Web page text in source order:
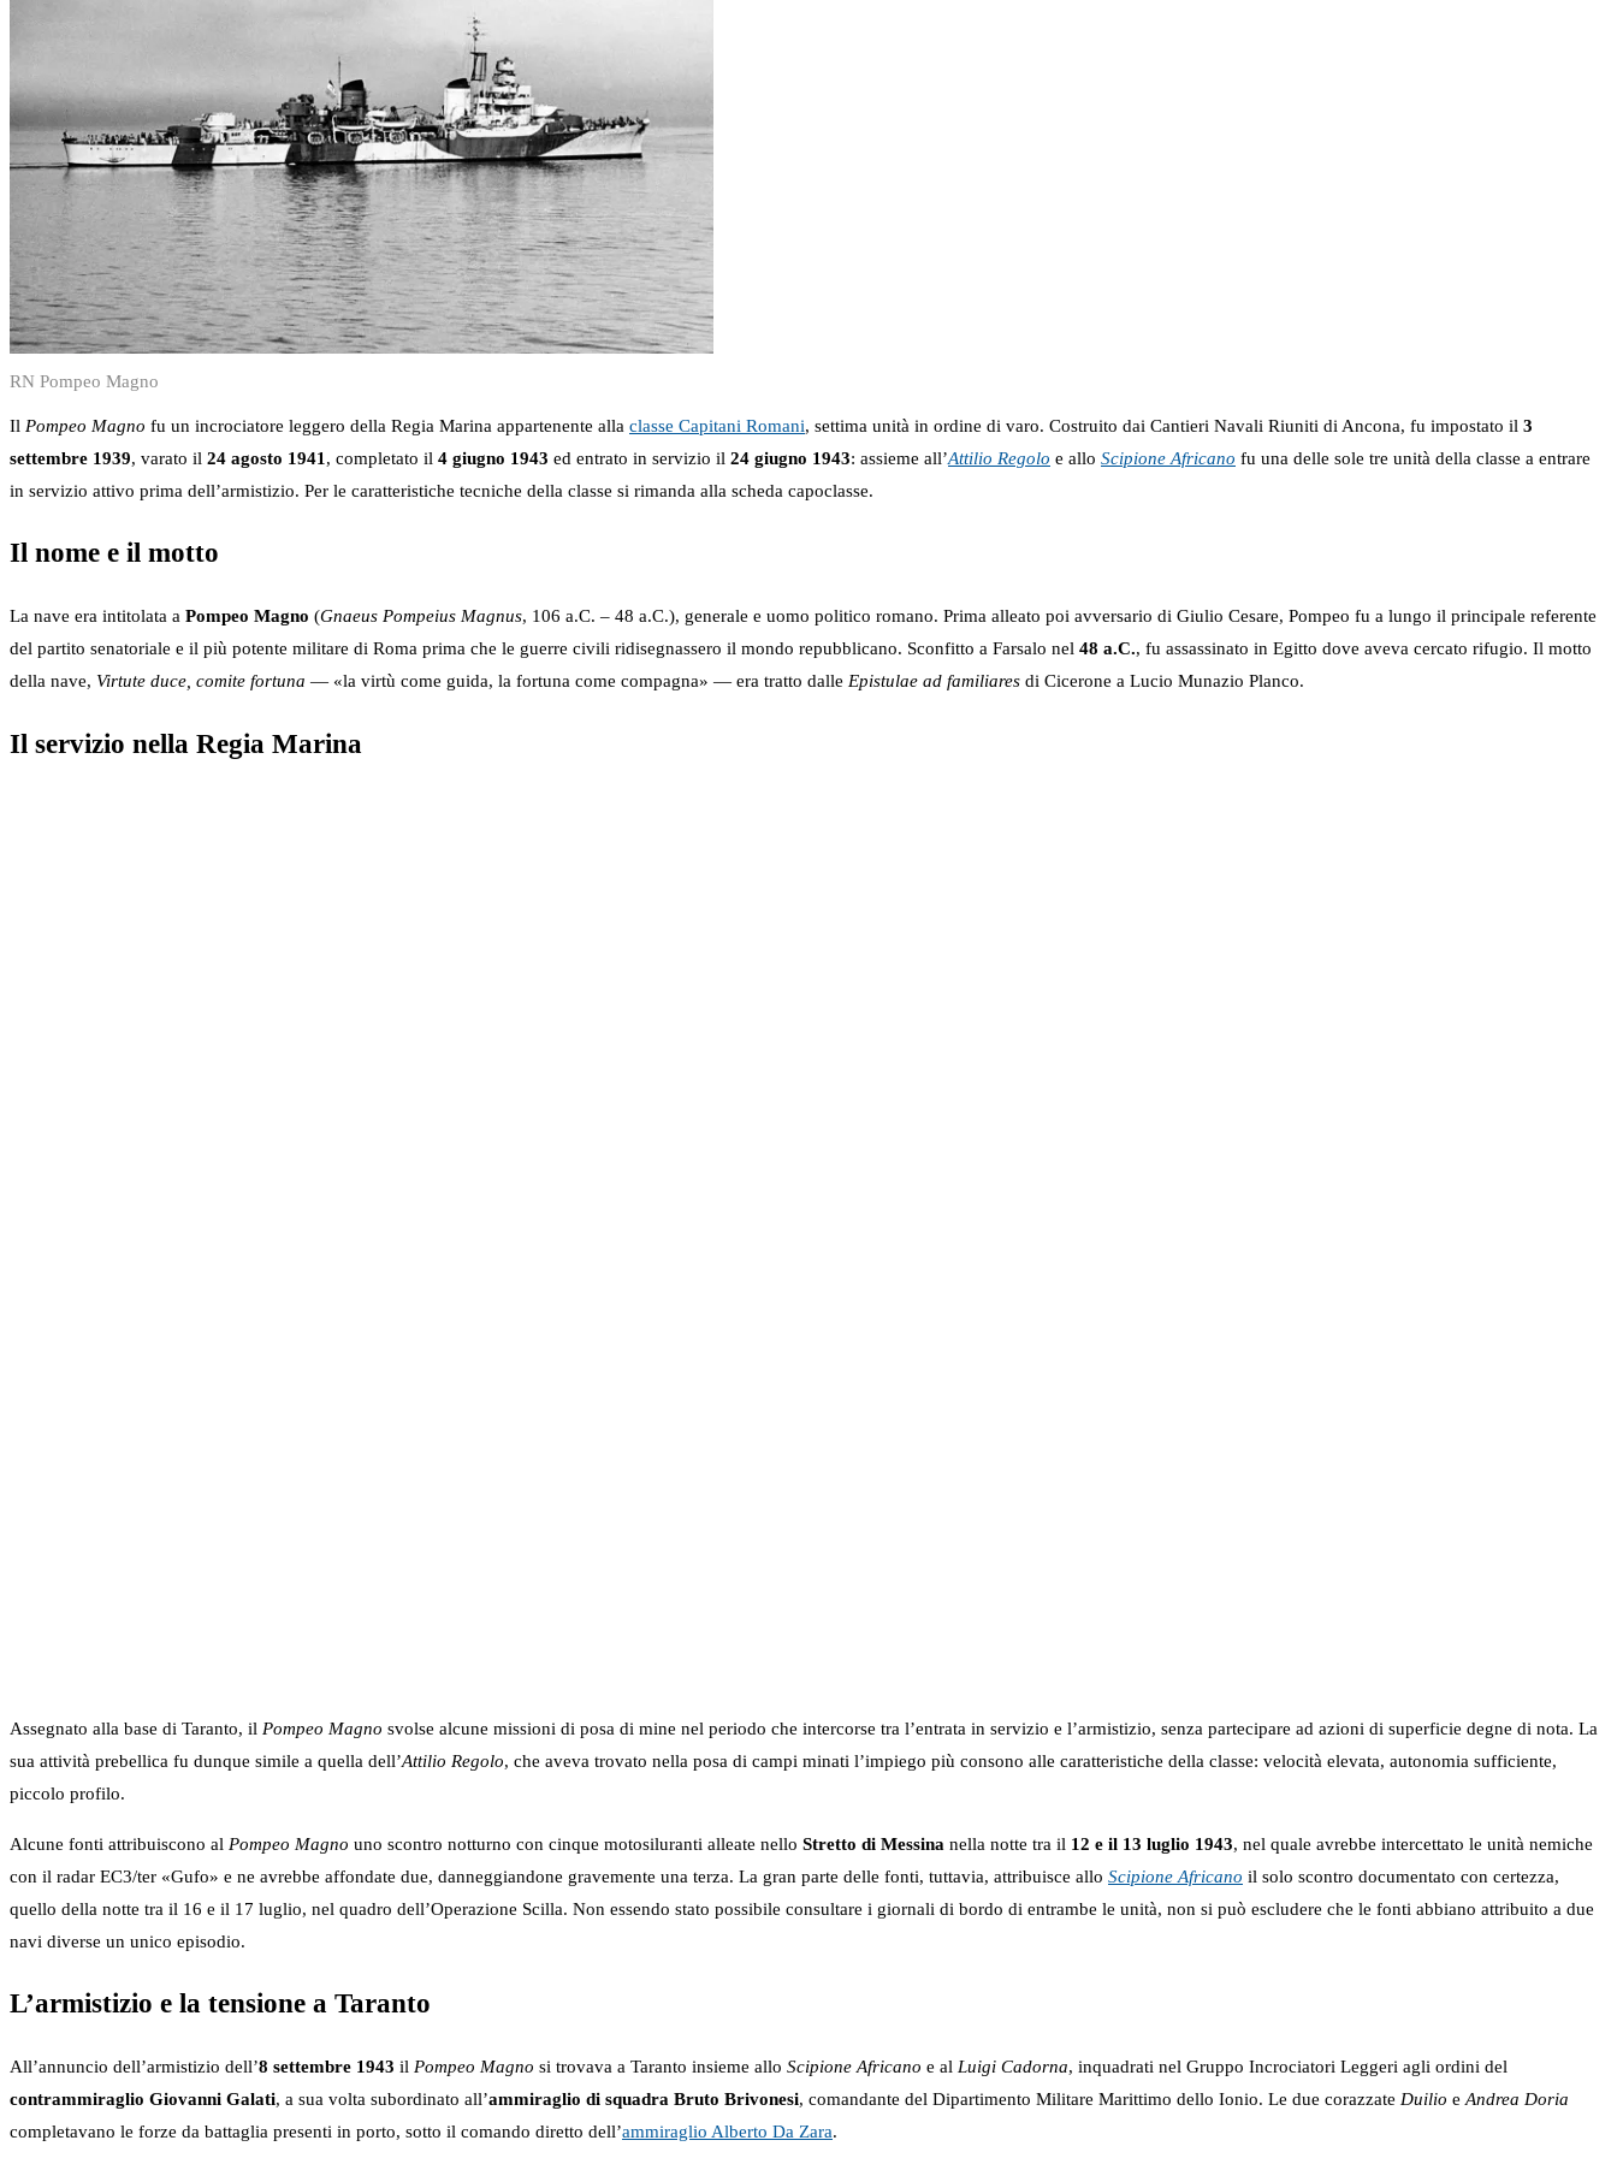
RN Pompeo Magno
Il Pompeo Magno fu un incrociatore leggero della Regia Marina appartenente alla classe Capitani Romani, settima unità in ordine di varo. Costruito dai Cantieri Navali Riuniti di Ancona, fu impostato il 3
settembre 1939, varato il 24 agosto 1941 , completato il 4 giugno 1943 ed entrato in servizio il 24 giugno 1943: assieme all’Attilio Regolo e allo Scipione Africano fu una delle sole tre unità della classe a entrare
in servizio attivo prima dell’armistizio. Per le caratteristiche tecniche della classe si rimanda alla scheda capoclasse.
Il nome e il motto
La nave era intitolata a Pompeo Magno (Gnaeus Pompeius Magnus, 106 a.C. – 48 a.C.), generale e uomo politico romano. Prima alleato poi avversario di Giulio Cesare, Pompeo fu a lungo il principale referente
del partito senatoriale e il più potente militare di Roma prima che le guerre civili ridisegnassero il mondo repubblicano. Sconfitto a Farsalo nel 48 a.C., fu assassinato in Egitto dove aveva cercato rifugio. Il motto
della nave, Virtute duce, comite fortuna — «la virtù come guida, la fortuna come compagna» — era tratto dalle Epistulae ad familiares di Cicerone a Lucio Munazio Planco.
Il servizio nella Regia Marina
Assegnato alla base di Taranto, il Pompeo Magno svolse alcune missioni di posa di mine nel periodo che intercorse tra l’entrata in servizio e l’armistizio, senza partecipare ad azioni di superficie degne di nota. La
sua attività prebellica fu dunque simile a quella dell’Attilio Regolo, che aveva trovato nella posa di campi minati l’impiego più consono alle caratteristiche della classe: velocità elevata, autonomia sufficiente,
piccolo profilo.
Alcune fonti attribuiscono al Pompeo Magno uno scontro notturno con cinque motosiluranti alleate nello Stretto di Messina nella notte tra il 12 e il 13 luglio 1943, nel quale avrebbe intercettato le unità nemiche
con il radar EC3/ter «Gufo» e ne avrebbe affondate due, danneggiandone gravemente una terza. La gran parte delle fonti, tuttavia, attribuisce allo Scipione Africano il solo scontro documentato con certezza,
quello della notte tra il 16 e il 17 luglio, nel quadro dell’Operazione Scilla. Non essendo stato possibile consultare i giornali di bordo di entrambe le unità, non si può escludere che le fonti abbiano attribuito a due
navi diverse un unico episodio.
L’armistizio e la tensione a Taranto
All’annuncio dell’armistizio dell’8 settembre 1943 il Pompeo Magno si trovava a Taranto insieme allo Scipione Africano e al Luigi Cadorna, inquadrati nel Gruppo Incrociatori Leggeri agli ordini del
contrammiraglio Giovanni Galati, a sua volta subordinato all’ammiraglio di squadra Bruto Brivonesi, comandante del Dipartimento Militare Marittimo dello Ionio. Le due corazzate Duilio e Andrea Doria
completavano le forze da battaglia presenti in porto, sotto il comando diretto dell’ammiraglio Alberto Da Zara.